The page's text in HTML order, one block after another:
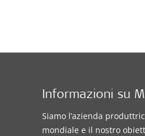
Informazioni su
Siamo l’azienda
mondiale e il nostro